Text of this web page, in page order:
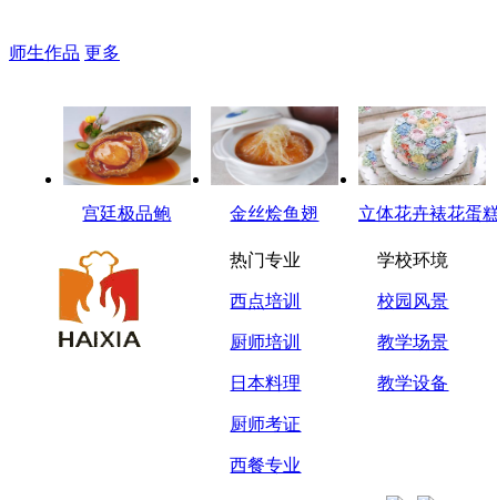
师生作品 更多
宫廷极品鲍 金丝烩鱼翅 立体花卉裱花蛋
热门专业
西点培训
厨师培训
日本料理
厨师考证
西餐专业
学校环境
校园风景
教学场景
教学设备